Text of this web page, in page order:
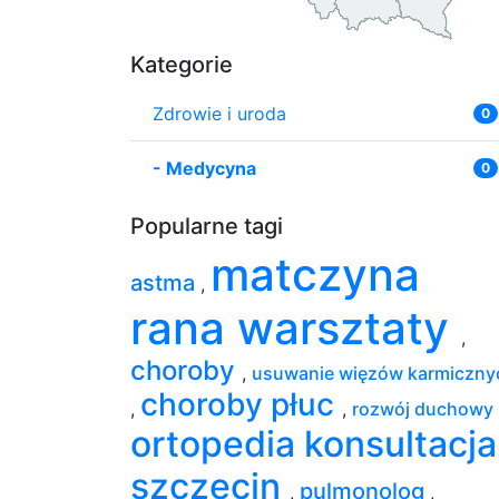
Kategorie
Zdrowie i uroda 0
- Medycyna 0
Popularne tagi
astma , matczyna
rana warsztaty
,
choroby , usuwanie więzów
, choroby płuc , rozwój duchowy
ortopedia konsultacja
szczecin , pulmonolog ,